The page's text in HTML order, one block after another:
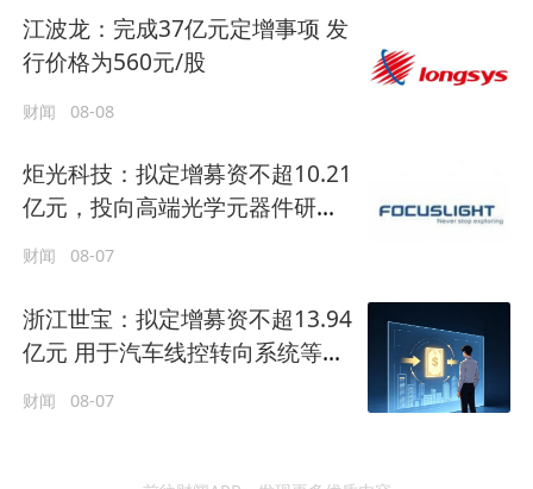
江波龙：完成37亿元定增事项 发
行价格为560元/股
财闻 08-08
炬光科技：拟定增募资不超10.21
亿元，投向高端光学元器件研发
财闻 08-07
浙江世宝：拟定增募资不超13.94
亿元 用于汽车线控转向系统等项
财闻 08-07